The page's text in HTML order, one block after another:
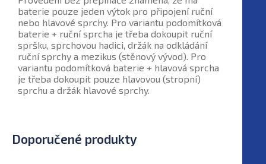
baterie pouze jeden výtok pro připojení ruční
nebo hlavové sprchy. Pro variantu podomítková
baterie + ruční sprcha je třeba dokoupit ruční
spršku, sprchovou hadici, držák na odkládání
ruční sprchy a mezikus (stěnový vývod). Pro
variantu podomítková baterie + hlavová sprcha
je třeba dokoupit pouze hlavovou (stropní)
sprchu a držák hlavové sprchy.
Doporučené produkty